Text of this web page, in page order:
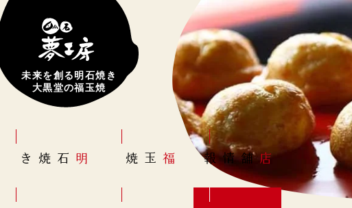
未来を創る明石焼き
大黒堂の福玉焼
明石焼き 福玉焼 店舗情報